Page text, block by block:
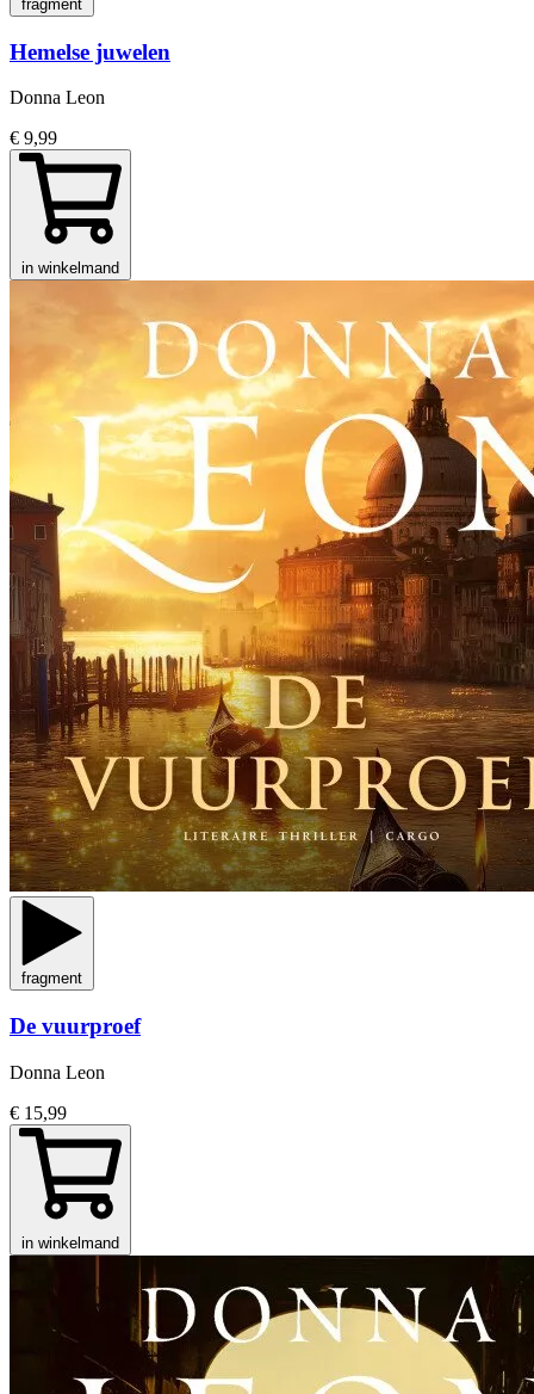
fragment
Hemelse juwelen
Donna Leon
€ 9,99
in winkelmand
fragment
De vuurproef
Donna Leon
€ 15,99
in winkelmand